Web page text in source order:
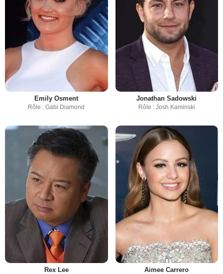
Emily Osment
Rôle : Gabi Diamond
Jonathan Sadowski
Rôle : Josh Kaminski
Rex Lee Aimee Carrero